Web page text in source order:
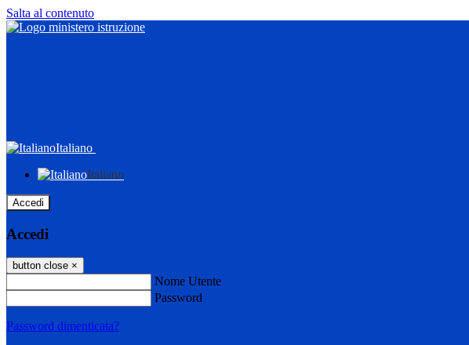
Salta al contenuto
Italiano
Italiano
Accedi
Accedi
button close ×
Nome Utente
Password
Password dimenticata?